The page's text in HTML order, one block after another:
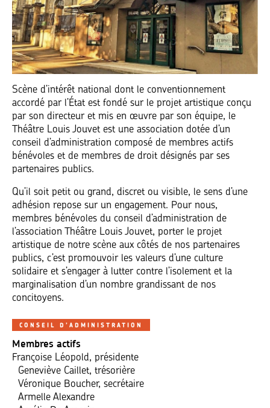
Scène d’intérêt national dont le conventionnement
accordé par l’État est fondé sur le projet artistique conçu
par son directeur et mis en œuvre par son équipe, le
Théâtre Louis Jouvet est une association dotée d’un
conseil d’administration composé de membres actifs
bénévoles et de membres de droit désignés par ses
partenaires publics.
Qu’il soit petit ou grand, discret ou visible, le sens d’une
adhésion repose sur un engagement. Pour nous,
membres bénévoles du conseil d’administration de
l’association Théâtre Louis Jouvet, porter le projet
artistique de notre scène aux côtés de nos partenaires
publics, c’est promouvoir les valeurs d’une culture
solidaire et s’engager à lutter contre l’isolement et la
marginalisation d’un nombre grandissant de nos
concitoyens.
CONSEIL D’ADMINISTRATION
Membres actifs
Françoise Léopold, présidente
Geneviève Caillet, trésorière
Véronique Boucher, secrétaire
Armelle Alexandre